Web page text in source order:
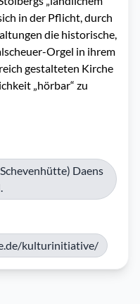
in der Pflicht, durch
die historische,
Orgel in ihrem
gestalteten Kirche
„hörbar“ zu
Daens
kulturinitiative/